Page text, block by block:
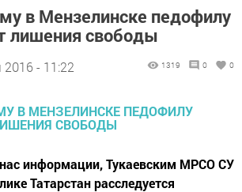
в Мензелинске педофилу
лишения свободы
- 11:22 1319 0 0
информации, Тукаевским МРСО СУ
Татарстан расследуется